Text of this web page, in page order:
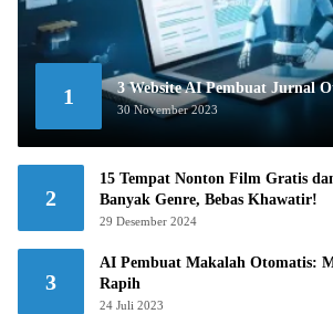
1 3 Website AI Pembuat Jurnal
30 November 2023
2
15 Tempat Nonton Film Gratis
Banyak Genre, Bebas Khawatir!
29 Desember 2024
3
AI Pembuat Makalah Otomatis:
Rapih
24 Juli 2023